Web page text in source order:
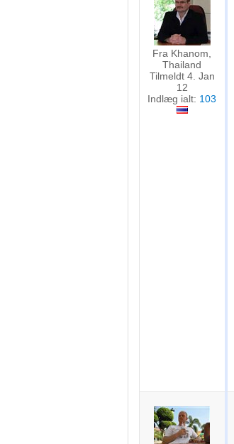
Fra Khanom,
Thailand
Tilmeldt 4. Jan
12
Indlæg ialt: 103